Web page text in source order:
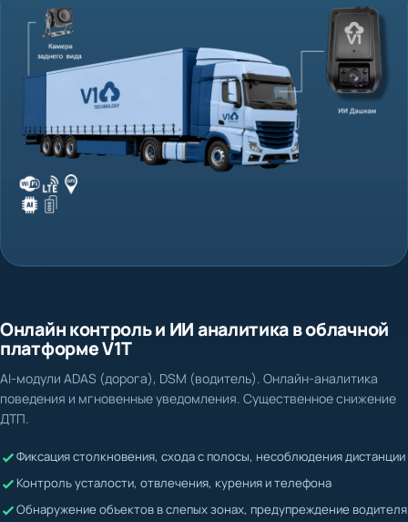
Жалобы невозможно подтвердить или опровергнуть
Водитель может скрывать нарушения
Онлайн контроль и ИИ аналитика в облачной
платформе V1T
поведения и мгновенные уведомления. Существенное снижение
ДТП.